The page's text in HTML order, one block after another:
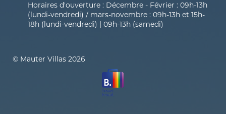
Horaires d'ouverture : Décembre - Février : 09h-13h
(lundi-vendredi) / mars-novembre : 09h-13h et 15h-
18h (lundi-vendredi) | 09h-13h (samedi)
© Mauter Villas 2026